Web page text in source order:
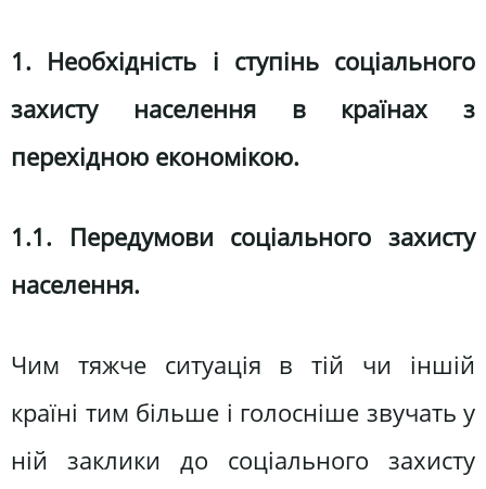
1. Необхідність і ступінь соціального
захисту населення в країнах з
перехідною економікою.
1.1. Передумови соціального захисту
населення.
Чим тяжче ситуація в тій чи іншій
країні тим більше і голосніше звучать у
ній заклики до соціального захисту